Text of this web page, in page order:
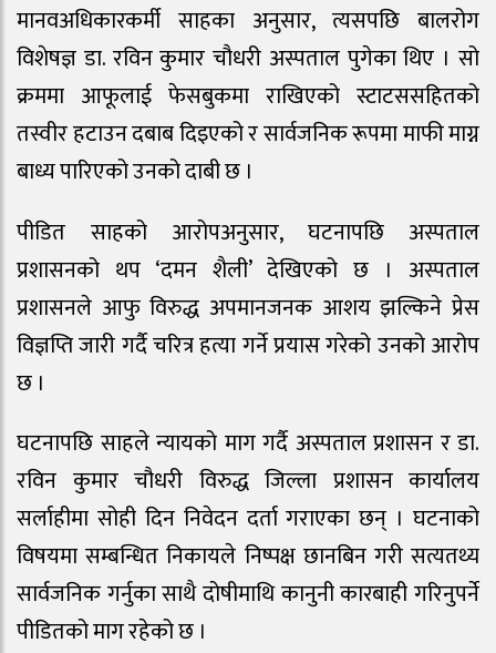
मानवअधिकारकर्मी साहका अनुसार, त्यसपछि बालरोग
विशेषज्ञ डा. रविन कुमार चौधरी अस्पताल पुगेका थिए । सो
क्रममा आफूलाई फेसबुकमा राखिएको स्टाटससहितको
तस्वीर हटाउन दबाब दिइएको र सार्वजनिक रूपमा माफी माग्न
बाध्य पारिएको उनको दाबी छ ।
पीडित साहको आरोपअनुसार, घटनापछि अस्पताल
प्रशासनको थप ‘दमन शैली’ देखिएको छ । अस्पताल
प्रशासनले आफु विरुद्ध अपमानजनक आशय झल्किने प्रेस
विज्ञप्ति जारी गर्दै चरित्र हत्या गर्ने प्रयास गरेको उनको आरोप
छ ।
घटनापछि साहले न्यायको माग गर्दै अस्पताल प्रशासन र डा.
रविन कुमार चौधरी विरुद्ध जिल्ला प्रशासन कार्यालय
सर्लाहीमा सोही दिन निवेदन दर्ता गराएका छन् । घटनाको
विषयमा सम्बन्धित निकायले निष्पक्ष छानबिन गरी सत्यतथ्य
सार्वजनिक गर्नुका साथै दोषीमाथि कानुनी कारबाही गरिनुपर्ने
पीडितको माग रहेको छ ।